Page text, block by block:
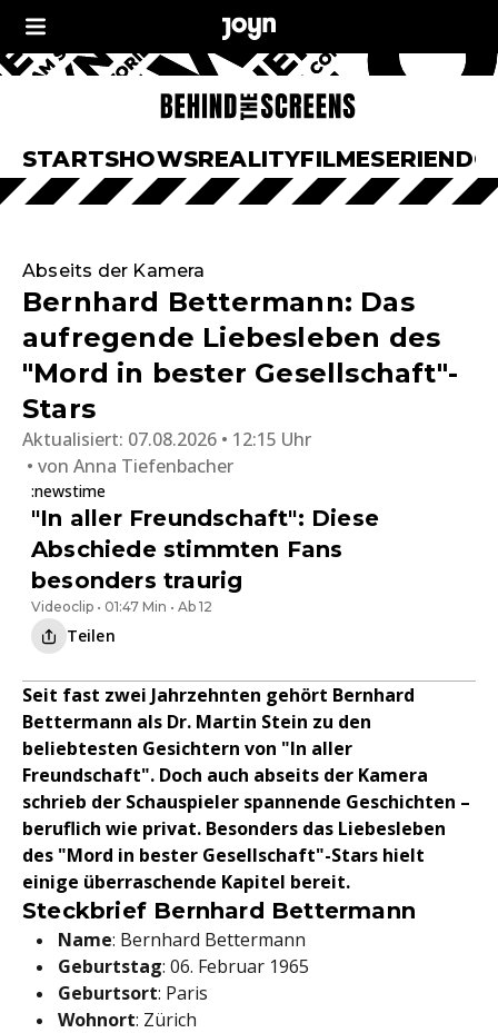
STARTSHOWSREALITYFILMESERIEN
Abseits der Kamera
Bernhard Bettermann: Das
aufregende Liebesleben des
"Mord in bester Gesellschaft"-
Stars
Aktualisiert: 07.08.2026 • 12:15 Uhr
von Anna Tiefenbacher
:newstime
"In aller Freundschaft": Diese
Abschiede stimmten Fans
besonders traurig
Videoclip • 01:47 Min • Ab 12
Teilen
Seit fast zwei Jahrzehnten gehört Bernhard
Bettermann als Dr. Martin Stein zu den
beliebtesten Gesichtern von "In aller
Freundschaft". Doch auch abseits der Kamera
schrieb der Schauspieler spannende Geschichten –
beruflich wie privat. Besonders das Liebesleben
des "Mord in bester Gesellschaft"-Stars hielt
einige überraschende Kapitel bereit.
Steckbrief Bernhard Bettermann
Name: Bernhard Bettermann
Geburtstag: 06. Februar 1965
Geburtsort: Paris
Wohnort: Zürich